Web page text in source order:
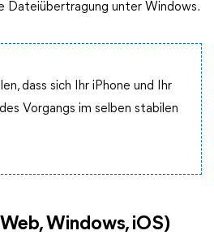
Dateiübertragung unter Windows.
dass sich Ihr iPhone und Ihr
Vorgangs im selben stabilen
Windows, iOS)